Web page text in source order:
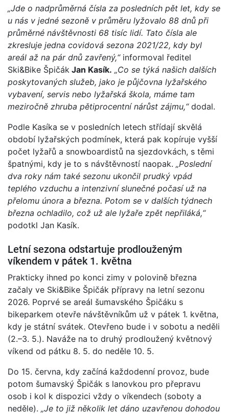
„Jde o nadprůměrná čísla za posledních pět let, kdy se
u nás v jedné sezoně v průměru lyžovalo 88 dnů při
průměrné návštěvnosti 68 tisíc lidí. Tato čísla ale
zkresluje jedna covidová sezona 2021/22, kdy byl
areál až na pár dnů zavřený,“informoval ředitel
Ski&Bike Špičák Jan Kasík. „Co se týká našich dalších
poskytovaných služeb, jako je půjčovna lyžařského
vybavení, servis nebo lyžařská škola, máme tam
meziročně zhruba pětiprocentní nárůst zájmu,“dodal.
Podle Kasíka se v posledních letech střídají skvělá
období lyžařských podmínek, která pak kopíruje vyšší
počet lyžařů a snowboardistů na sjezdovkách, s těmi
špatnými, kdy je to s návštěvností naopak. „Poslední
dva roky nám také sezonu ukončil prudký vpád
teplého vzduchu a intenzivní slunečné počasí už na
přelomu února a března. Potom se v dalších týdnech
března ochladilo, což už ale lyžaře zpět nepřiláká,“
podotkl Jan Kasík.
Letní sezona odstartuje prodlouženým
víkendem v pátek 1. května
Prakticky ihned po konci zimy v polovině března
začaly ve Ski&Bike Špičák přípravy na letní sezonu
2026. Poprvé se areál šumavského Špičáku s
bikeparkem otevře návštěvníkům už v pátek 1. května,
kdy je státní svátek. Otevřeno bude i v sobotu a neděli
(2.–3. 5.). Naváže na to druhý prodloužený květnový
víkend od pátku 8. 5. do neděle 10. 5.
Do 15. června, kdy začíná každodenní provoz, bude
potom šumavský Špičák s lanovkou pro přepravu
osob i kol k dispozici vždy o víkendech (soboty a
neděle). „Je to již několik let dáno uzavřenou dohodou